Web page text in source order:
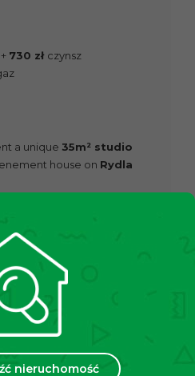
nieruchomość
730 zł czynsz
a unique 35m² studio
house on Rydla
is situated on the